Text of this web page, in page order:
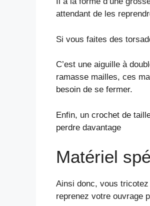
attendant de les
Si vous faites des
C’est une aiguille à
ramasse mailles, ces
besoin de se fermer.
Enfin, un crochet de
perdre davantage
Matériel
Ainsi donc, vous
reprenez votre ouvrage